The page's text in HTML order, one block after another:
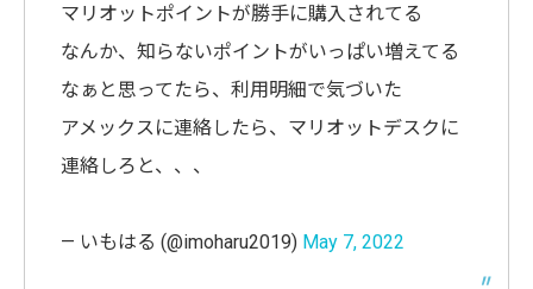
マリオットポイントが勝手に購入されてる
なんか、知らないポイントがいっぱい増えてる
なぁと思ってたら、利用明細で気づいた
アメックスに連絡したら、マリオットデスクに
連絡しろと、、、
— いもはる (@imoharu2019) May 7, 2022